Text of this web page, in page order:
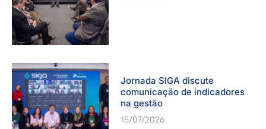
Jornada SIGA discute
comunicação de indicadores
na gestão
15/07/2026